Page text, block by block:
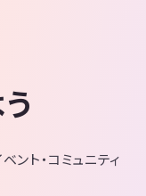
ント・コミュニティ